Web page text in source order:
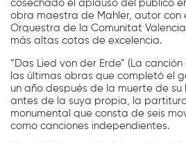
cosechado el aplauso del público
obra maestra de Mahler, autor con
Orquestra de la Comunitat
más altas cotas de excelencia.
“Das Lied von der Erde” (La
las últimas obras que completó el
un año después de la muerte de su
antes de la suya propia, la
monumental que consta de seis
como canciones independientes.